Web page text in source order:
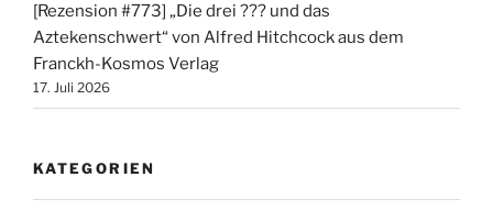
[Rezension #773] „Die drei ??? und das
Aztekenschwert“ von Alfred Hitchcock aus dem
Franckh-Kosmos Verlag
17. Juli 2026
KATEGORIEN